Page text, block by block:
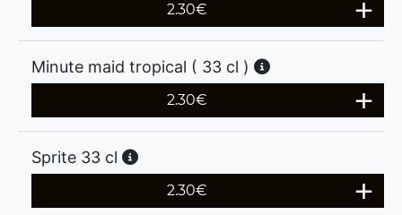
2.30€
Minute maid tropical ( 33 cl )
2.30€
Sprite 33 cl
2.30€